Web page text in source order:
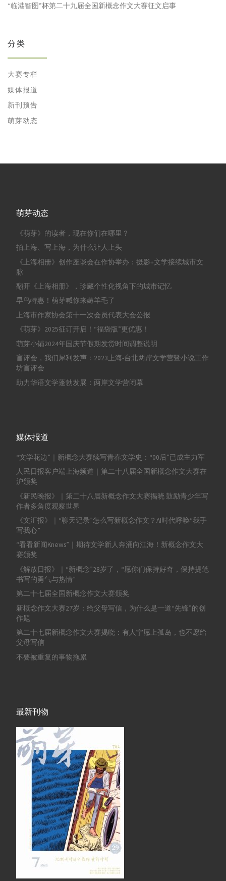
“临港智图”杯第二十九届全国新概念作文大赛征文启事
分类
大赛专栏
媒体报道
新刊预告
萌芽动态
萌芽动态
《萌芽》的读者，现在你们在哪里？
拍上海、写上海，为什么让人上头
《上海相册》创作座谈会在作协举办：摄影+文学接续城市文
脉
翻开《上海相册》，珍藏个性化视角下的城市记忆
早鸟特惠！萌芽喊你来薅羊毛了
上海市作家协会第十一次会员代表大会公报
《萌芽》2025征订开启！“福袋版”更优惠！
萌芽小铺2024年国庆节假期发货时间调整说明
盲评会，我们犀利发声：2023上海-台北两岸文学营暨小说工作
坊盲评会
助力华语文学蓬勃发展：两岸文学营闭幕
媒体报道
“文学花边”｜新概念大赛续写青春文学史：“00后”已成主力军
人民日报客户端上海频道｜第二十八届全国新概念作文大赛在
沪颁奖
《新民晚报》｜第二十八届新概念作文大赛揭晓 鼓励青少年写
作者多角度观察世界
《文汇报》｜“聊天记录”怎么写新概念作文？AI时代呼唤“我手
写我心”
“看看新闻Knews”｜期待文学新人奔涌向江海！新概念作文大
赛颁奖
《解放日报》｜“新概念”28岁了，“愿你们保持好奇，保持提笔
书写的勇气与热情”
第二十七届全国新概念作文大赛颁奖
新概念作文大赛27岁：给父母写信，为什么是一道“先锋”的创
作题
第二十七届新概念作文大赛揭晓：有人宁愿上孤岛，也不愿给
父母写信
不要被重复的事物拖累
最新刊物